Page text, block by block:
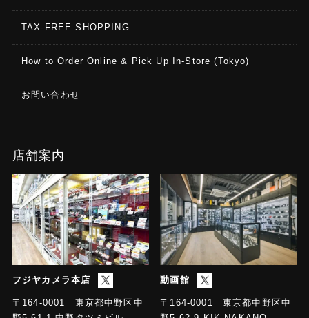
TAX-FREE SHOPPING
How to Order Online & Pick Up In-Store (Tokyo)
お問い合わせ
店舗案内
フジヤカメラ本店
〒164-0001 東京都中野区中
動画館
〒164-0001 東京都中野区中